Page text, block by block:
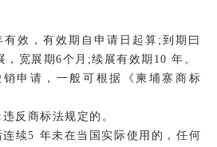
效，有效期自申请日起算;到期曰
宽展期6个月;续展有效期10 年。
申请，一般可根据《柬埔寨商标
反商标法规定的。
续5 年未在当国实际使用的，任何